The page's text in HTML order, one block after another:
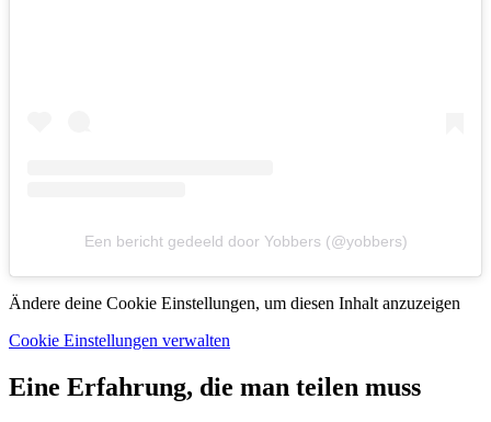
Een bericht gedeeld door Yobbers (@yobbers)
Ändere deine Cookie Einstellungen, um diesen Inhalt anzuzeigen
Cookie Einstellungen verwalten
Eine Erfahrung, die man teilen muss